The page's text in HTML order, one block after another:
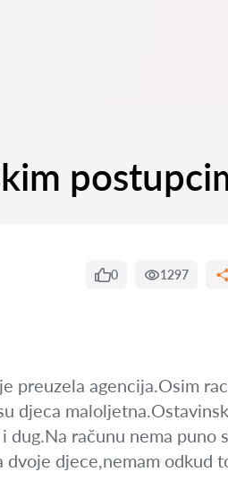
0 1297
preuzela agencija.Osim
djeca
računu nema puno
dvoje djece,nemam odkud